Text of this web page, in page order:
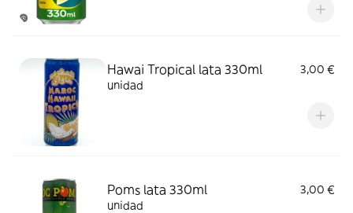
Hawai Tropical lata 330ml
3,00 €
unidad
Poms lata 330ml
3,00 €
unidad